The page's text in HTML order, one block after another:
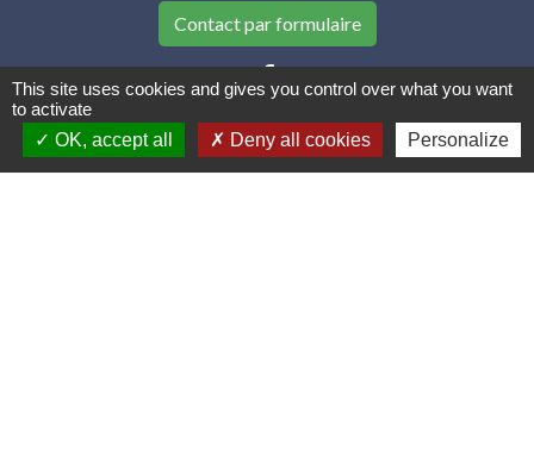
Contact par formulaire
Liens utiles
This site uses cookies and gives you control over what you want
to activate
OK, accept all
Deny all cookies Personalize